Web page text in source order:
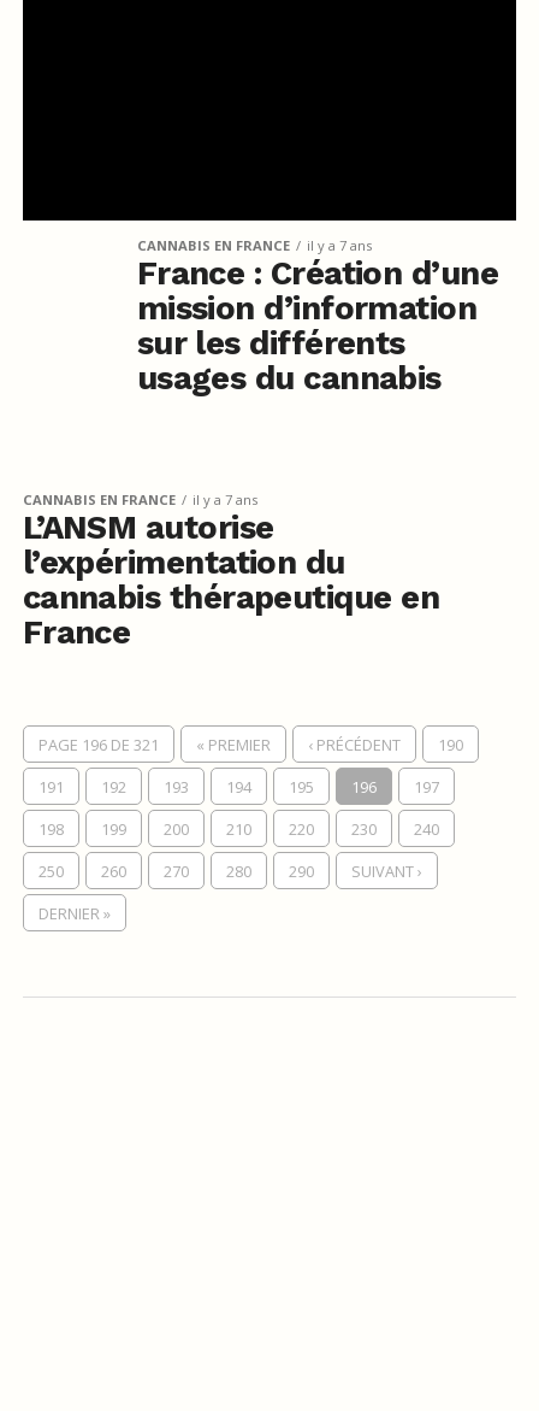
CANNABIS EN FRANCE il y a 7 ans
France : Création d’une
mission d’information
sur les différents
usages du cannabis
CANNABIS EN FRANCE il y a 7 ans
L’ANSM autorise
l’expérimentation du
cannabis thérapeutique en
France
PAGE 196 DE 321 « PREMIER ‹ PRÉCÉDENT
190
191
192 193 194 195 196
197
198
199 200 210 220 230
240
250
260 270 280 290
SUIVANT ›
DERNIER »